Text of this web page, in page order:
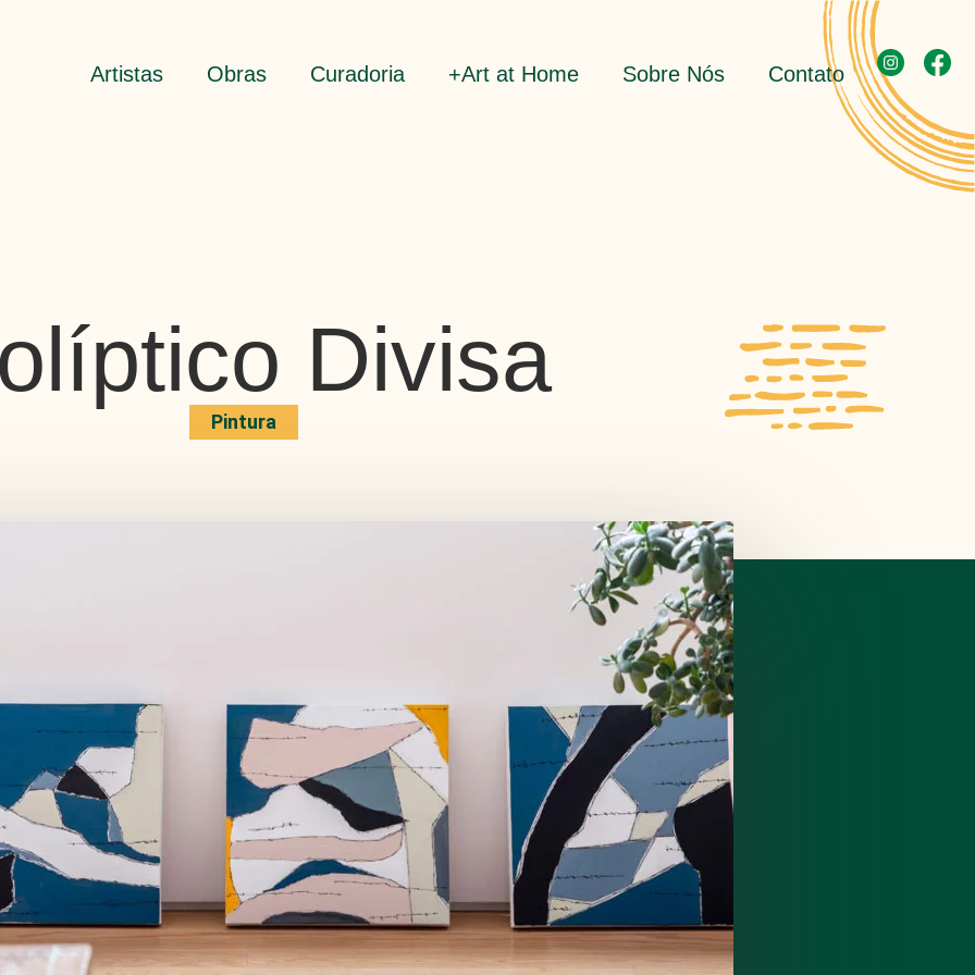
Artistas Obras Curadoria +Art at Home Sobre Nós Contato
Divisa
Pintura